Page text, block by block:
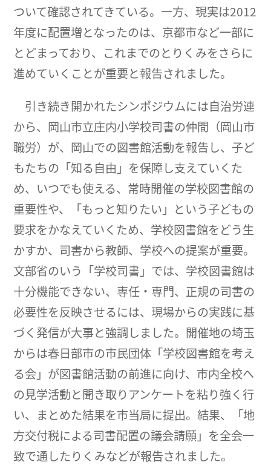
ついて確認されてきている。一方、現実は2012
年度に配置増となったのは、京都市など一部に
とどまっており、これまでのとりくみをさらに
進めていくことが重要と報告されました。
引き続き開かれたシンポジウムには自治労連
から、岡山市立庄内小学校司書の仲間（岡山市
職労）が、岡山での図書館活動を報告し、子ど
もたちの「知る自由」を保障し支えていくた
め、いつでも使える、常時開催の学校図書館の
重要性や、「もっと知りたい」という子どもの
要求をかなえていくため、学校図書館をどう生
かすか、司書から教師、学校への提案が重要。
文部省のいう「学校司書」では、学校図書館は
十分機能できない、専任・専門、正規の司書の
必要性を反映させるには、現場からの実践に基
づく発信が大事と強調しました。開催地の埼玉
からは春日部市の市民団体「学校図書館を考え
る会」が図書館活動の前進に向け、市内全校へ
の見学活動と聞き取りアンケートを粘り強く行
い、まとめた結果を市当局に提出。結果、「地
方交付税による司書配置の議会請願」を全会一
致で通したりくみなどが報告されました。